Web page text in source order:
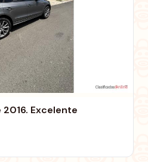
Excelente